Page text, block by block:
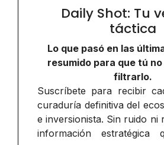
Daily Shot: Tu
táctica
Lo que pasó en las
resumido para que tú
filtrarlo.
Suscríbete para recibir
curaduría definitiva del
e inversionista. Sin ruido ni
información estratégica